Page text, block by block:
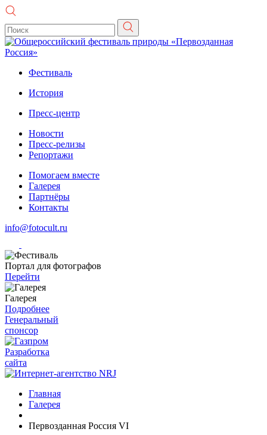
Фестиваль
История
Пресс-центр
Новости
Пресс-релизы
Репортажи
Помогаем вместе
Галерея
Партнёры
Контакты
info@fotocult.ru
Портал для фотографов
Перейти
Галерея
Подробнее
Генеральный
спонсор
Разработка
сайта
Главная
Галерея
Первозданная Россия VI